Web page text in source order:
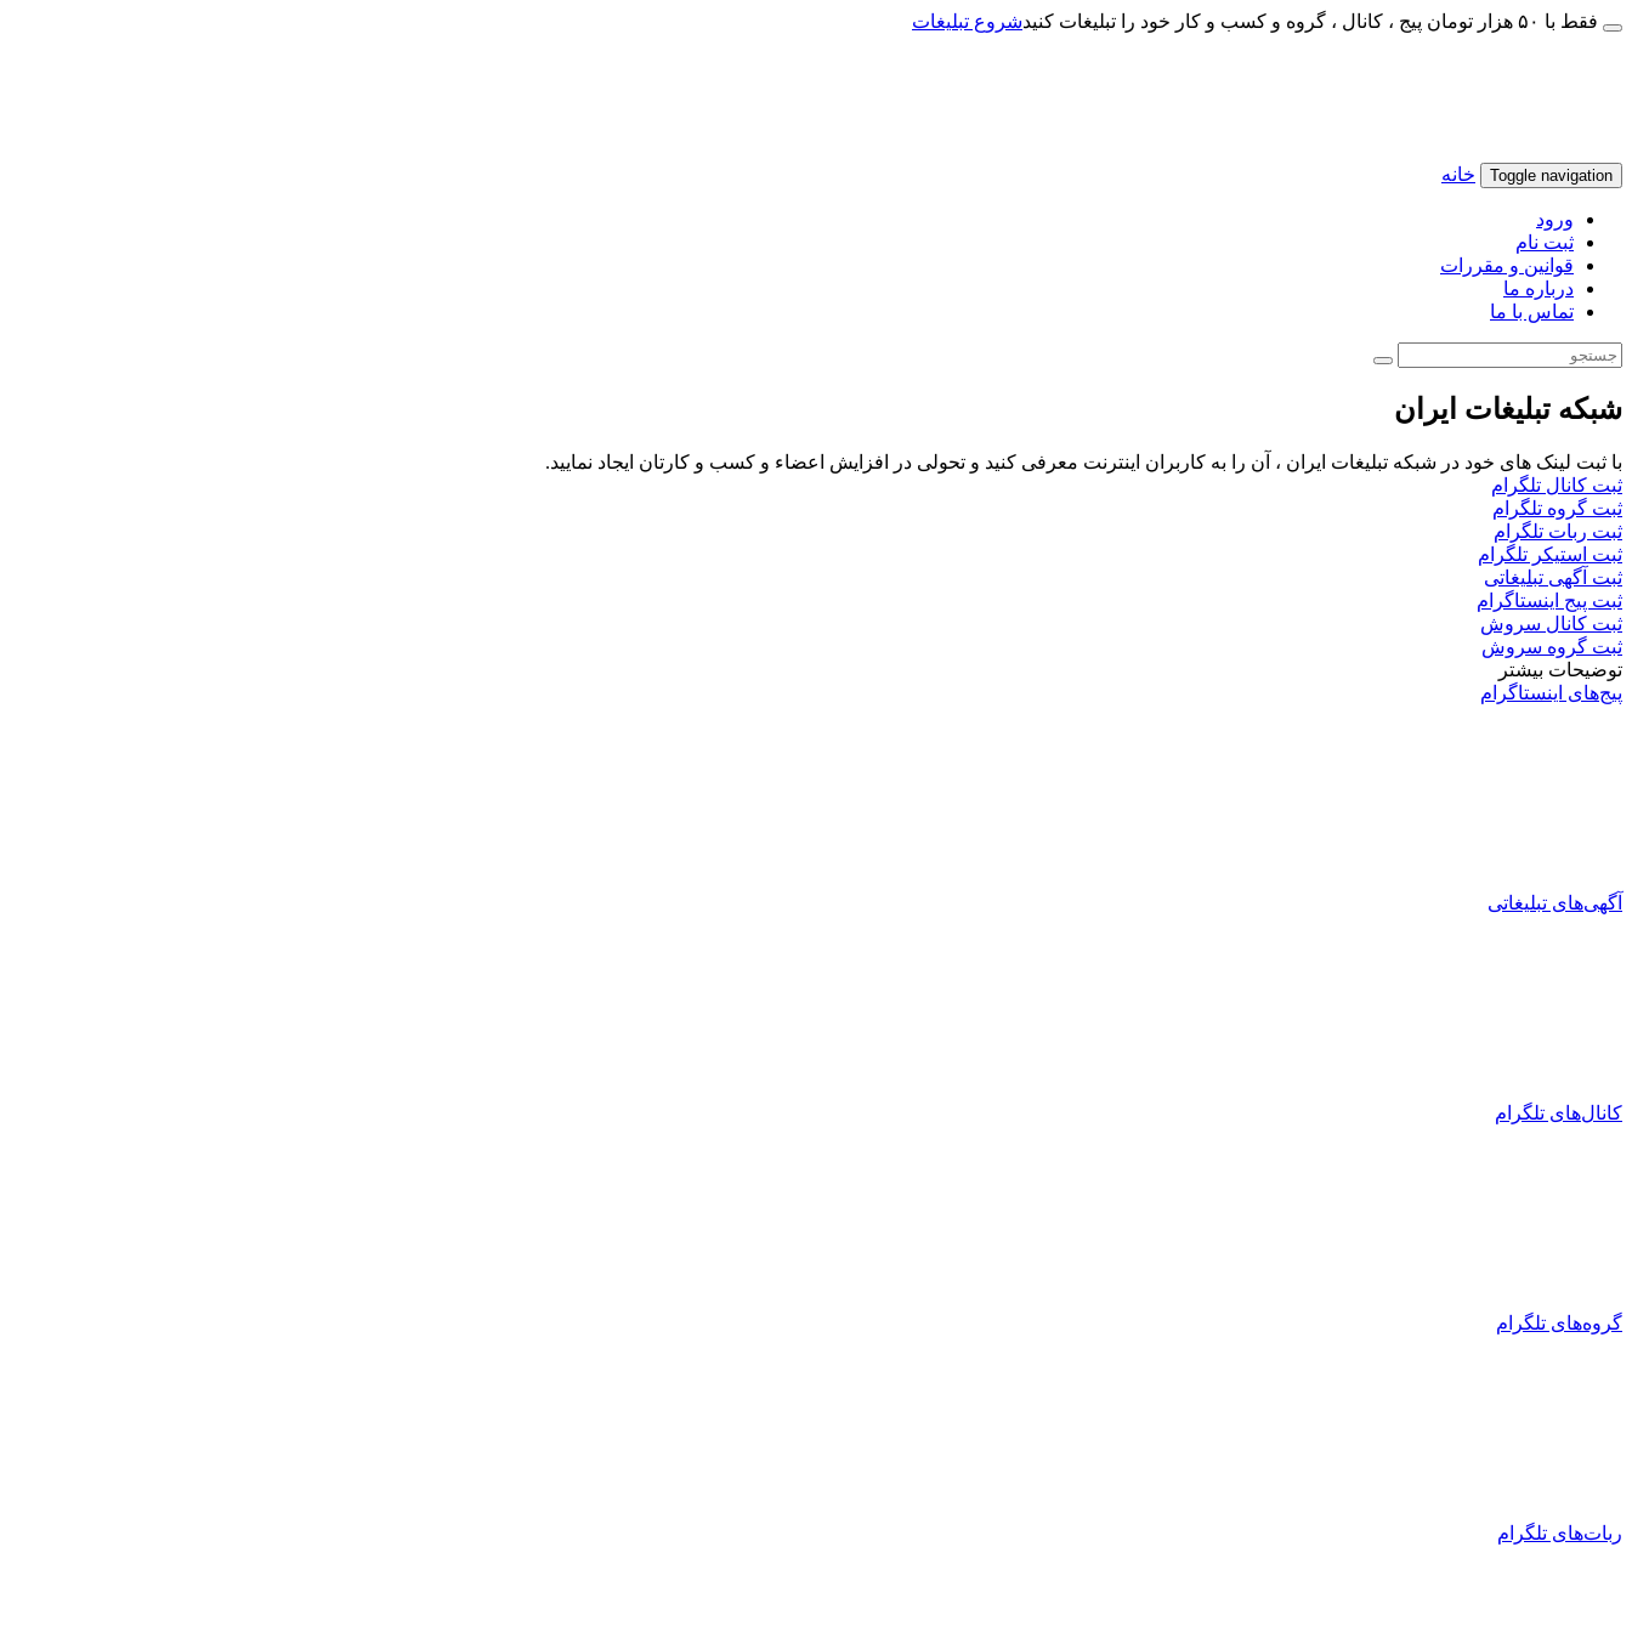
فقط با ۵۰ هزار تومان پیج ، کانال ، گروه و کسب و کار خود را تبلیغات کنید شروع تبلیغات
Toggle navigation خانه
ورود
ثبت نام
قوانین و مقررات
درباره ما
تماس با ما
شبکه تبلیغات ایران
با ثبت لینک های خود در شبکه تبلیغات ایران ، آن را به کاربران اینترنت معرفی کنید و تحولی در افزایش اعضاء و کسب و کارتان ایجاد نمایید.
ثبت کانال تلگرام
ثبت گروه تلگرام
ثبت ربات تلگرام
ثبت استیکر تلگرام
ثبت آگهی تبلیغاتی
ثبت پیج اینستاگرام
ثبت کانال سروش
ثبت گروه سروش
توضیحات بیشتر
پیج‌های اینستاگرام
آگهی‌های تبلیغاتی
کانال‌های تلگرام
گروه‌های تلگرام
ربات‌های تلگرام